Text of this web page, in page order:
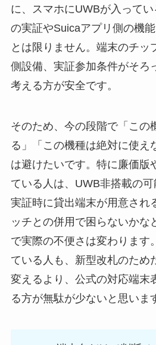
に、スマホにUWBが入って
の実証やSuicaアプリ側の機
とは限りません。端末のチッ
側設備、実証参加条件がそろ
考える方が安全です。
そのため、今の段階で「この
る」「この機種は絶対に使え
は避けたいです。特に廉価版
ている人は、UWB非搭載の可
実証時に貸出端末が用意され
ッチとの併用で困らないかな
で実際の不便さは変わります
ている人も、新型改札のため
変えるより、公式の対応端末
る方が無駄が少ないと思いま